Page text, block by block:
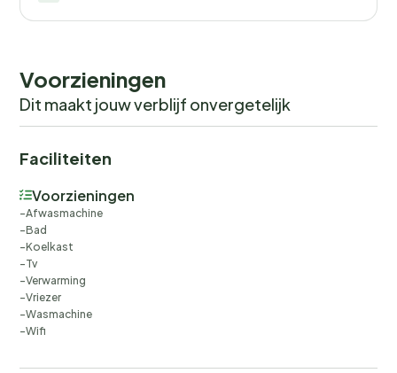
Voorzieningen
Dit maakt jouw verblijf onvergetelijk
Faciliteiten
Voorzieningen
Afwasmachine
Bad
Koelkast
Tv
Verwarming
Vriezer
Wasmachine
Wifi